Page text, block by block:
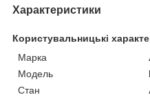
Характеристики
Користувальницькі
Марка
Мoдель
Стан